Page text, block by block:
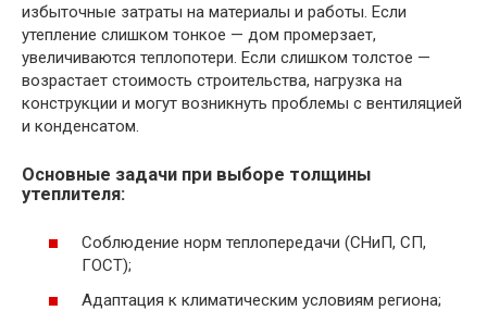
избыточные затраты на материалы и работы. Если
утепление слишком тонкое — дом промерзает,
увеличиваются теплопотери. Если слишком толстое —
возрастает стоимость строительства, нагрузка на
конструкции и могут возникнуть проблемы с вентиляцией
и конденсатом.
Основные задачи при выборе толщины
утеплителя:
Соблюдение норм теплопередачи (СНиП, СП,
ГОСТ);
Адаптация к климатическим условиям региона;